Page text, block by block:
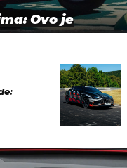
Ovo je